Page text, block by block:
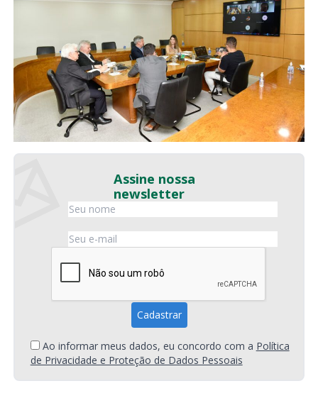
Assine nossa
newsletter
Ao informar meus dados, eu concordo com a Política
de Privacidade e Proteção de Dados Pessoais